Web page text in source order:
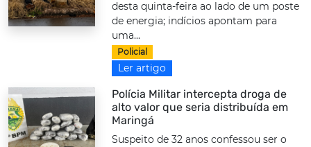
desta quinta-feira ao lado de um poste
de energia; indícios apontam para
uma...
Policial
Ler artigo
Polícia Militar intercepta droga de
alto valor que seria distribuída em
Maringá
Suspeito de 32 anos confessou ser o